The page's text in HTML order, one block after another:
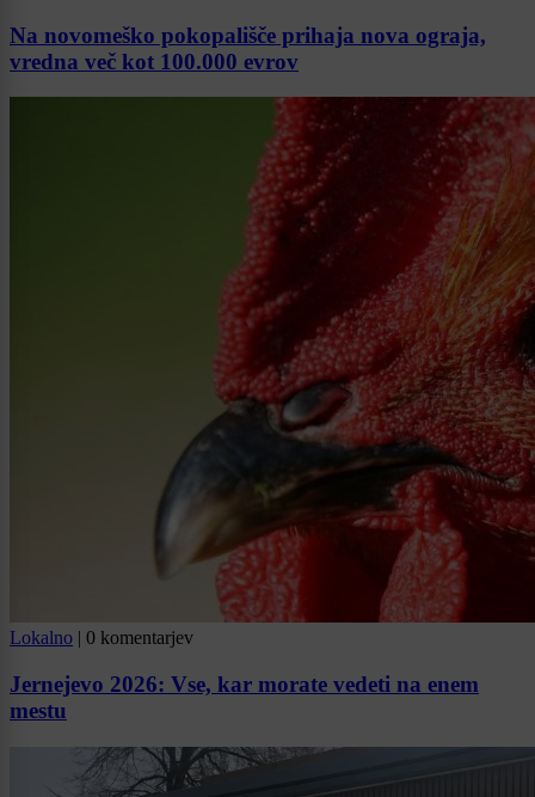
Na novomeško pokopališče prihaja nova ograja,
vredna več kot 100.000 evrov
Lokalno | 0 komentarjev
Jernejevo 2026: Vse, kar morate vedeti na enem
mestu